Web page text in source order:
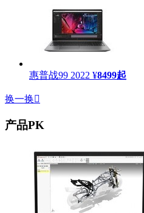
惠普战99 2022 ¥8499起
换一换
产品PK